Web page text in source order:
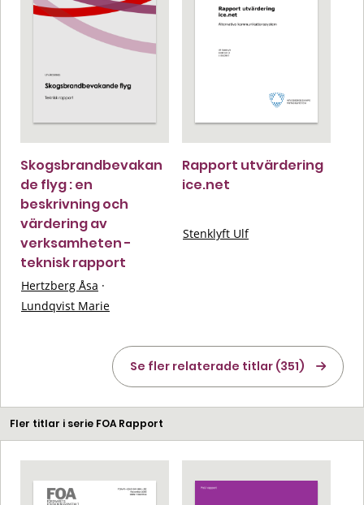
Skogsbrandbevakan
de flyg : en
beskrivning och
värdering av
verksamheten -
teknisk rapport
Hertzberg Åsa ·
Lundqvist Marie
Rapport utvärdering
ice.net
Stenklyft Ulf
Se fler relaterade titlar (351)
Fler titlar i serie FOA Rapport